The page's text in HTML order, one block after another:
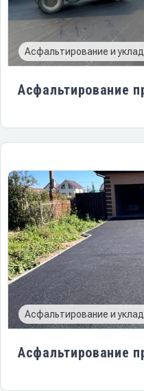
Асфальтирование и
Асфальтирование
Асфальтирование и
Асфальтирование